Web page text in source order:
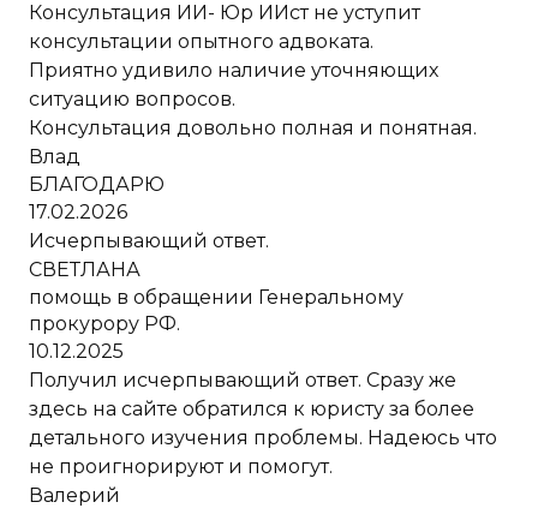
Консультация ИИ- Юр ИИст не уступит
консультации опытного адвоката.
Приятно удивило наличие уточняющих
ситуацию вопросов.
Консультация довольно полная и понятная.
Влад
БЛАГОДАРЮ
17.02.2026
Исчерпывающий ответ.
СВЕТЛАНА
помощь в обращении Генеральному
прокурору РФ.
10.12.2025
Получил исчерпывающий ответ. Сразу же
здесь на сайте обратился к юристу за более
детального изучения проблемы. Надеюсь что
не проигнорируют и помогут.
Валерий